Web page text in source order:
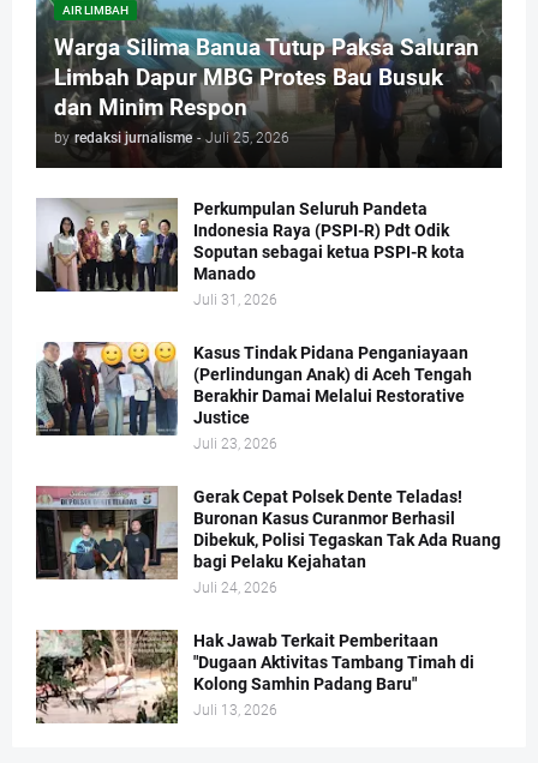
AIR LIMBAH
Warga Silima Banua Tutup Paksa Saluran
Limbah Dapur MBG Protes Bau Busuk
dan Minim Respon
by redaksi jurnalisme - Juli 25, 2026
Perkumpulan Seluruh Pandeta
Indonesia Raya (PSPI-R) Pdt Odik
Soputan sebagai ketua PSPI-R kota
Manado
Juli 31, 2026
Kasus Tindak Pidana Penganiayaan
(Perlindungan Anak) di Aceh Tengah
Berakhir Damai Melalui Restorative
Justice
Juli 23, 2026
Gerak Cepat Polsek Dente Teladas!
Buronan Kasus Curanmor Berhasil
Dibekuk, Polisi Tegaskan Tak Ada Ruang
bagi Pelaku Kejahatan
Juli 24, 2026
Hak Jawab Terkait Pemberitaan
"Dugaan Aktivitas Tambang Timah di
Kolong Samhin Padang Baru"
Juli 13, 2026